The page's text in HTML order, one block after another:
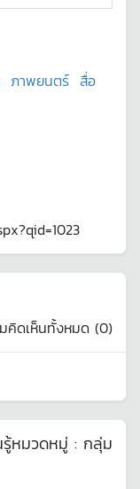
ภาพยนตร์ สื่อ
คิดเห็นทั้งหมด (0)
รู้หมวดหมู่ : กลุ่ม